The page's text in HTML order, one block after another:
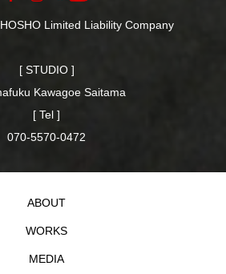
Limited Liability Company
[ STUDIO ]
Kawagoe Saitama
[ Tel ]
070-5570-0472
ABOUT
WORKS
MEDIA